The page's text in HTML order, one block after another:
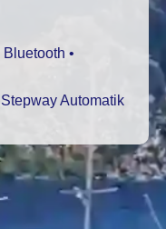
•
Automatik